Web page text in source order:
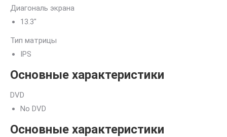
Диагональ экрана
13.3″
Тип матрицы
IPS
Основные характеристики
DVD
No DVD
Основные характеристики